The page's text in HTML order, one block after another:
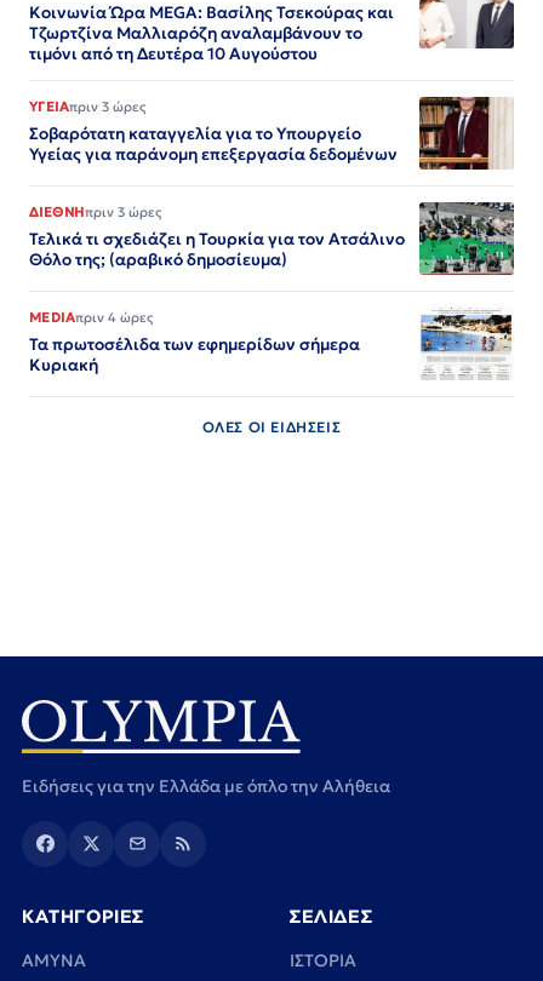
Κοινωνία Ώρα MEGA: Βασίλης Τσεκούρας και
Τζωρτζίνα Μαλλιαρόζη αναλαμβάνουν το
τιμόνι από τη Δευτέρα 10 Αυγούστου
ΥΓΕΙΑπριν 3 ώρες
Σοβαρότατη καταγγελία για το Υπουργείο
Υγείας για παράνομη επεξεργασία δεδομένων
ΔΙΕΘΝΗπριν 3 ώρες
Τελικά τι σχεδιάζει η Τουρκία για τον Ατσάλινο
Θόλο της; (αραβικό δημοσίευμα)
MEDIAπριν 4 ώρες
Τα πρωτοσέλιδα των εφημερίδων σήμερα
Κυριακή
ΟΛΕΣ ΟΙ ΕΙΔΗΣΕΙΣ
Ειδήσεις για την Ελλάδα με όπλο την Αλήθεια
ΚΑΤΗΓΟΡΙΕΣ
ΑΜΥΝΑ
ΣΕΛΙΔΕΣ
ΙΣΤΟΡΙΑ